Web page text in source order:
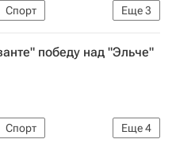
Еще3
Спорт
Альмерия
победу над "Эльче"
Еще4
Спорт